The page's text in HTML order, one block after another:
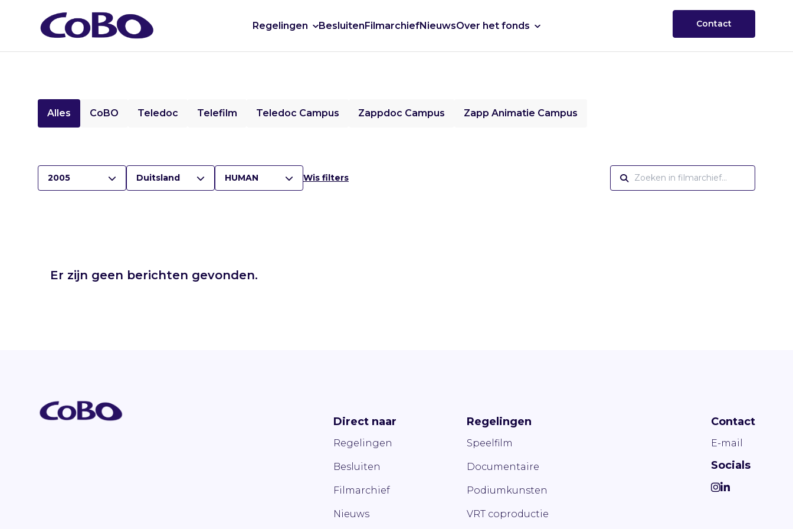
Regelingen BesluitenFilmarchiefNieuwsOver het fonds Contact
Alles CoBO Teledoc Telefilm Teledoc Campus Zappdoc Campus Zapp Animatie Campus
2005 Duitsland HUMAN Wis filters
Er zijn geen berichten gevonden.
Direct naar
Regelingen
Besluiten
Filmarchief
Nieuws
Regelingen
Speelfilm
Documentaire
Podiumkunsten
VRT coproductie
Contact
E-mail
Socials